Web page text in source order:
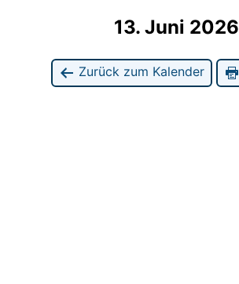
13. Juni 2026
Zurück zum Kalender